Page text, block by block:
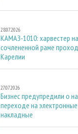
28.07.2026
КАМАЗ-1010: харвестер
сочлененной раме
Карелии
27.07.2026
Бизнес предупредили о
переходе на
накладные